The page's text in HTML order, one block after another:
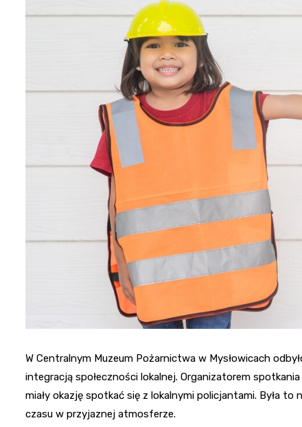
W Centralnym Muzeum Pożarnictwa w Mysłowicach
integracją społeczności lokalnej. Organizatorem
miały okazję spotkać się z lokalnymi policjantami. Była
czasu w przyjaznej atmosferze.